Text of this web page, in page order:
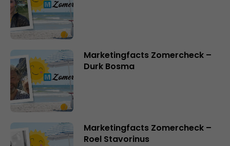
Marketingfacts Zomercheck –
Durk Bosma
Marketingfacts Zomercheck –
Roel Stavorinus